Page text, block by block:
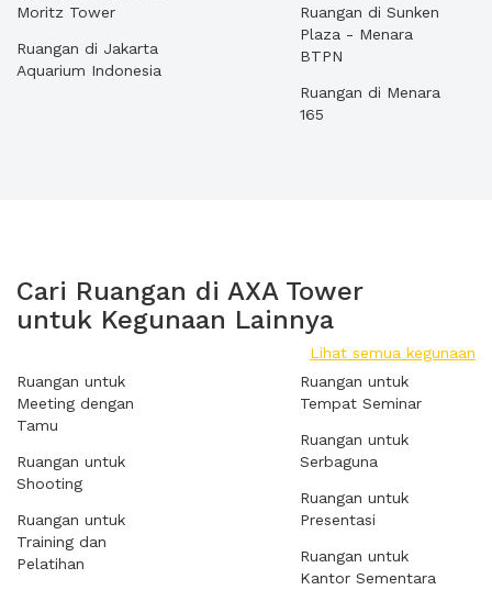
Moritz Tower
Ruangan di Jakarta
Aquarium Indonesia
Ruangan di Sunken
Plaza - Menara
BTPN
Ruangan di Menara
165
Cari Ruangan di AXA Tower
untuk Kegunaan Lainnya
Lihat semua kegunaan
Ruangan untuk
Meeting dengan
Tamu
Ruangan untuk
Shooting
Ruangan untuk
Training dan
Pelatihan
Ruangan untuk
Tempat Seminar
Ruangan untuk
Serbaguna
Ruangan untuk
Presentasi
Ruangan untuk
Kantor Sementara